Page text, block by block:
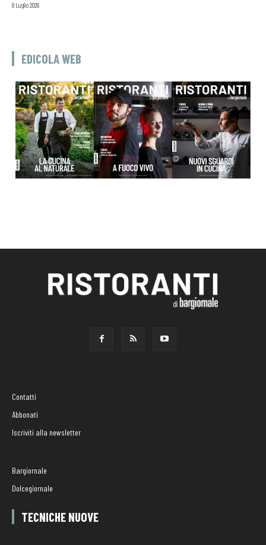
8 Luglio 2026
EDICOLA WEB
Contatti
Abbonati
Iscriviti alla newsletter
Bargiornale
Dolcegiornale
TECNICHE NUOVE